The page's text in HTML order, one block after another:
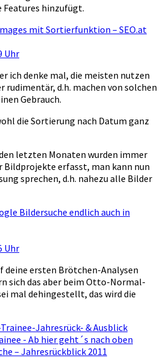
hinzufügt.
mit Sortierfunktion – SEO.at
Uhr
ich denke mal, die meisten nutzen
rudimentär, d.h. machen von solchen
Gebrauch.
die Sortierung nach Datum ganz
letzten Monaten wurden immer
Bildprojekte erfasst, man kann nun
sprechen, d.h. nahezu alle Bilder
Bildersuche endlich auch in
Uhr
deine ersten Brötchen-Analysen
sich das aber beim Otto-Normal-
mal dehingestellt, das wird die
Trainee-Jahresrück- & Ausblick
- Ab hier geht´s nach oben
– Jahresrückblick 2011